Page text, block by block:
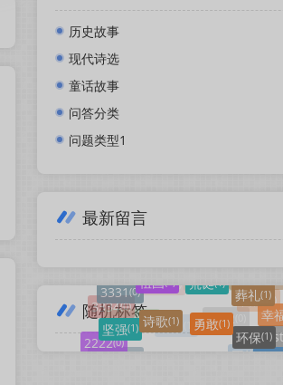
历史故事
现代诗选
童话故事
问答分类
问题类型1
最新留言
随机标签
爱情
余秀华(1)
赞美(1)
现代诗(7) 朦胧诗(1)
留白(1)
瓷娃娃
3334(0)
3331(0)
幸
2222(0)
坚强(1) 环保(1)
测试
抒情(1)
婉约(1) 灵魂(1)
散文诗(1)